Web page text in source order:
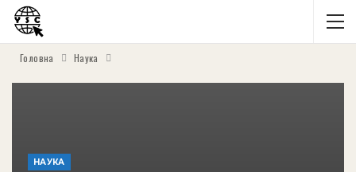
Головна Наука
НАУКА